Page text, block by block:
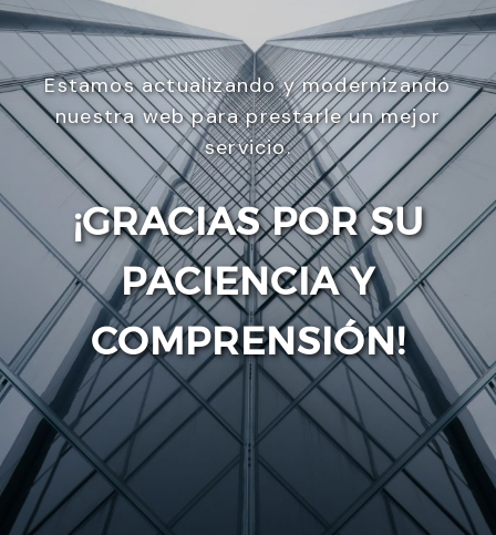
Estamos actualizando y modernizando
nuestra web para prestarle un mejor
servicio.
¡GRACIAS POR SU
PACIENCIA Y
COMPRENSIÓN!
Utilizamos cookies para ofrecerte la mejor
experiencia en nuestra web.
Puedes aprender más sobre qué cookies utilizamos
o desactivarlas en los
ajustes
Aceptar
Enviar